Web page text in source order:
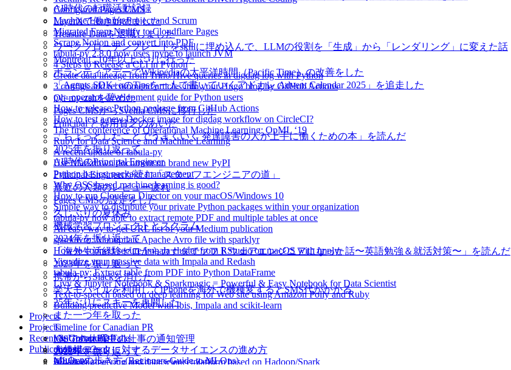
AI時代の転職活動記録
LayerXで働き始めました
Treasure Dataを退職しました
ワークフローテンプレートをskillに埋め込んで、LLMの役割を「生成」から「レンダリング」に変えた話
Montréalに10年以上ぶりに行った
ボランティアデーでWikipediaの太平洋時間（Pacific Time）の改善をした
「Agents SDK+αのTipsを一人で書いていくアドカレ Advent Calendar 2025」を追走した
Oh-my-zshを辞めた
Pages CMSからSveltia CMSに移行した
Principal と器用貧乏のあいだ
「ちょっとしたことでうまくいく 発達障害の人が上手に働くための本」を読んだ
2025年を振り返って
AI時代のPrincipal Engineer
Principal Engineerが読む「スタッフエンジニアの道」
最近の人類のレビュー疲れ
Pages CMSの設定をした
久しぶりの夏休み
機械学習プロジェクトとスクラム
2024年を振り返って
「海外生活経験ゼロからカナダでソフトウェアエンジニアになった話〜英語勉強＆就活対策〜」を読んだ
2023年を振り返って
携帯からSlackを消した
楽天モバイルを利用してiPhoneを海外で機種変するとSMS代がかかる
25年ぶりにスキーを再開した
また一つ年を取った
Timeline for Canadian PR
iOSでの休暇中の仕事の通知管理
2022年を振り返って
Wowchemyをv5.5.0からv5.7.0に上げた
Configured Pages CMS
Machine Learning Project and Scrum
Migrated From Netlify to Cloudflare Pages
Scrape Notion and convert into PDF
tabula-py 2.8.0 now uses jpype to launch JVM
4 Steps to Release a CLI in Python
Create data lineage from Trino/Hive queries in digdag log with Python
3 configs add recommend articles into your Hugo blog by GitHub Actions
py> operator development guide for Python users
How to release Python package from GitHub Actions
How to test a new Docker image for digdag workflow on CircleCI?
The first conference of Operational Machine Learning: OpML ‘19
Ruby for Data Science and Machine Learning
A recent update of tabula-py
Use Markdown document on brand new PyPI
Python basics: package management
Why OSS based machine learning is good?
How to run Cloudera Director on your macOS/Windows 10
Simple way to distribute your private Python packages within your organization
tabula-py now able to extract remote PDF and multiple tables at once
An easy way to get URL list of your Medium publication
sparkavro: Manupilate Apache Avro file with sparklyr
How to connect secure Impala cluster from RStudio on macOS with implyr
Visualize your massive data with Impala and Redash
tabula-py: Extract table from PDF into Python DataFrame
Livy & Jupyter Notebook & Sparkmagic = Powerful & Easy Notebook for Data Scientist
Text-to-speech based on deep learning for Web site using Amazon Polly and Ruby
Building predictive Model with Ibis, Impala and scikit-learn
Projects
Projects
VanGohan PDF
digdaglog2sql
tabula-py
Recent & Upcoming Talks
大規模データに対するデータサイエンスの進め方
A data engineering and data science platform based on Hadoop/Spark
Publications
MLOpsの歩き方 (Beginners Guide to MLOps)